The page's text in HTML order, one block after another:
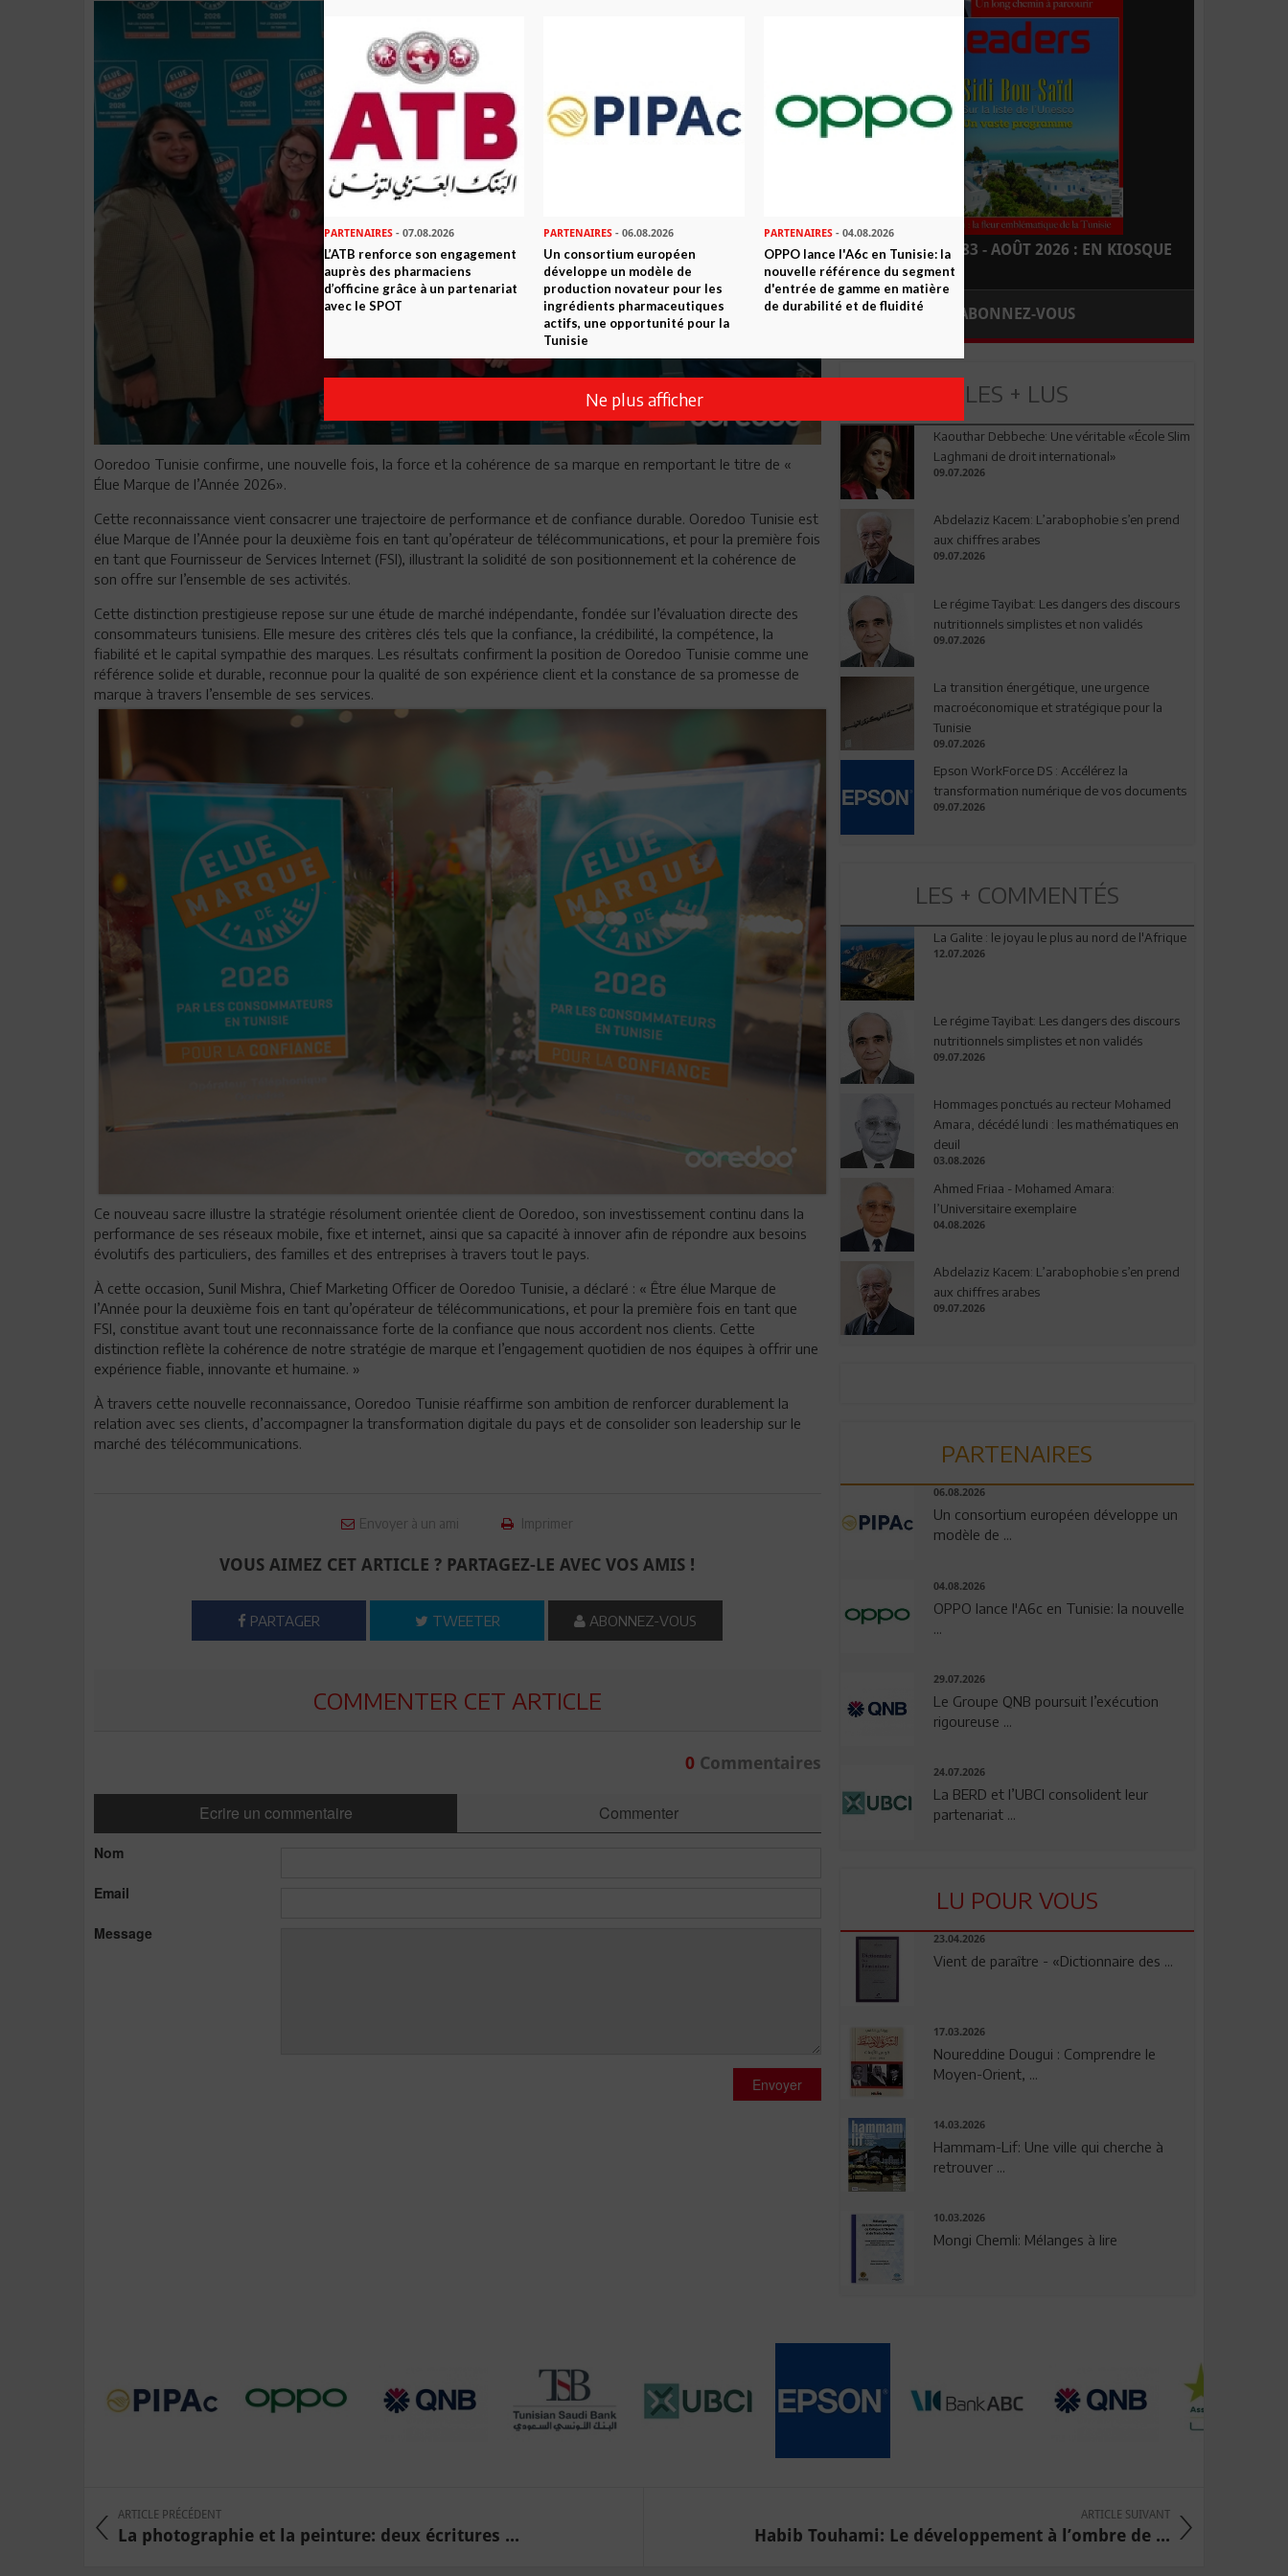
Ooredoo Tunisie confirme, une nouvelle fois, la force et la cohérence de sa marque en remportant le titre de «
Élue Marque de l’Année 2026».
Cette reconnaissance vient consacrer une trajectoire de performance et de confiance durable. Ooredoo Tunisie est
élue Marque de l’Année pour la deuxième fois en tant qu’opérateur de télécommunications, et pour la première fois
en tant que Fournisseur de Services Internet (FSI), illustrant la solidité de son positionnement et la cohérence de
son offre sur l’ensemble de ses activités.
Cette distinction prestigieuse repose sur une étude de marché indépendante, fondée sur l’évaluation directe des
consommateurs tunisiens. Elle mesure des critères clés tels que la confiance, la crédibilité, la compétence, la
fiabilité et le capital sympathie des marques. Les résultats confirment la position de Ooredoo Tunisie comme une
référence solide et durable, reconnue pour la qualité de son expérience client et la constance de sa promesse de
marque à travers l’ensemble de ses services.
Ce nouveau sacre illustre la stratégie résolument orientée client de Ooredoo, son investissement continu dans la
performance de ses réseaux mobile, fixe et internet, ainsi que sa capacité à innover afin de répondre aux besoins
évolutifs des particuliers, des familles et des entreprises à travers tout le pays.
À cette occasion, Sunil Mishra, Chief Marketing Officer de Ooredoo Tunisie, a déclaré : « Être élue Marque de
l’Année pour la deuxième fois en tant qu’opérateur de télécommunications, et pour la première fois en tant que
FSI, constitue avant tout une reconnaissance forte de la confiance que nous accordent nos clients. Cette
distinction reflète la cohérence de notre stratégie de marque et l’engagement quotidien de nos équipes à offrir une
expérience fiable, innovante et humaine. »
À travers cette nouvelle reconnaissance, Ooredoo Tunisie réaffirme son ambition de renforcer durablement la
relation avec ses clients, d’accompagner la transformation digitale du pays et de consolider son leadership sur le
marché des télécommunications.
Envoyer à un ami Imprimer
VOUS AIMEZ CET ARTICLE ? PARTAGEZ-LE AVEC VOS AMIS !
PARTAGER TWEETER ABONNEZ-VOUS
COMMENTER CET ARTICLE
0Commentaires
Ecrire un commentaire Commenter
Nom
Email
Message
Envoyer
LEADERS N° 183 - AOÛT 2026 : EN KIOSQUE
ABONNEZ-VOUS
LES + LUS
Kaouthar Debbeche: Une véritable «École Slim
Laghmani de droit international»
09.07.2026
Abdelaziz Kacem: L’arabophobie s’en prend
aux chiffres arabes
09.07.2026
Le régime Tayibat: Les dangers des discours
nutritionnels simplistes et non validés
09.07.2026
La transition énergétique, une urgence
macroéconomique et stratégique pour la
Tunisie
09.07.2026
Epson WorkForce DS : Accélérez la
transformation numérique de vos documents
09.07.2026
LES + COMMENTÉS
La Galite : le joyau le plus au nord de l'Afrique
12.07.2026
Le régime Tayibat: Les dangers des discours
nutritionnels simplistes et non validés
09.07.2026
Hommages ponctués au recteur Mohamed
Amara, décédé lundi : les mathématiques en
deuil
03.08.2026
Ahmed Friaa - Mohamed Amara:
l’Universitaire exemplaire
04.08.2026
Abdelaziz Kacem: L’arabophobie s’en prend
aux chiffres arabes
09.07.2026
PARTENAIRES
06.08.2026
Un consortium européen développe un
modèle de ...
04.08.2026
OPPO lance l'A6c en Tunisie: la nouvelle
29.07.2026
Le Groupe QNB poursuit l’exécution
rigoureuse ...
24.07.2026
La BERD et l’UBCI consolident leur
partenariat ...
LU POUR VOUS
23.04.2026
Vient de paraître - «Dictionnaire des ...
17.03.2026
Noureddine Dougui : Comprendre le
Moyen-Orient, ...
14.03.2026
Hammam-Lif: Une ville qui cherche à
retrouver ...
10.03.2026
Mongi Chemli: Mélanges à lire
ARTICLE PRÉCÉDENT
La photographie et la peinture: deux écritures ...
ARTICLE SUIVANT
Habib Touhami: Le développement à l’ombre de ...
PARTENAIRES - 07.08.2026
L’ATB renforce son engagement
auprès des pharmaciens
d’officine grâce à un partenariat
avec le SPOT
PARTENAIRES - 06.08.2026
Un consortium européen
développe un modèle de
production novateur pour les
ingrédients pharmaceutiques
actifs, une opportunité pour la
Tunisie
PARTENAIRES- 04.08.2026
OPPO lance l'A6c en Tunisie: la
nouvelle référence du segment
d'entrée de gamme en matière
de durabilité et de fluidité
Ne plus afficher